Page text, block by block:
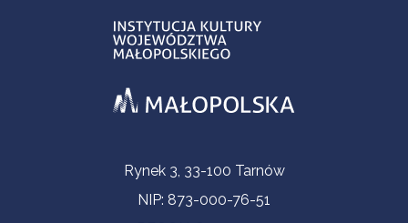
Informacje kontaktoweRynek 3, 33-100 Tarnów
NIP: 873-000-76-51